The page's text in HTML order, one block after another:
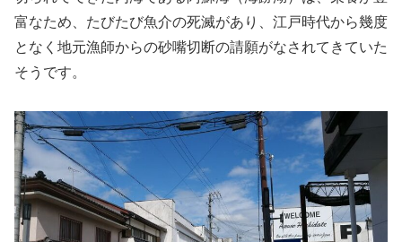
富なため、たびたび魚介の死滅があり、江戸時代から幾度
となく地元漁師からの砂嘴切断の請願がなされてきていた
そうです。